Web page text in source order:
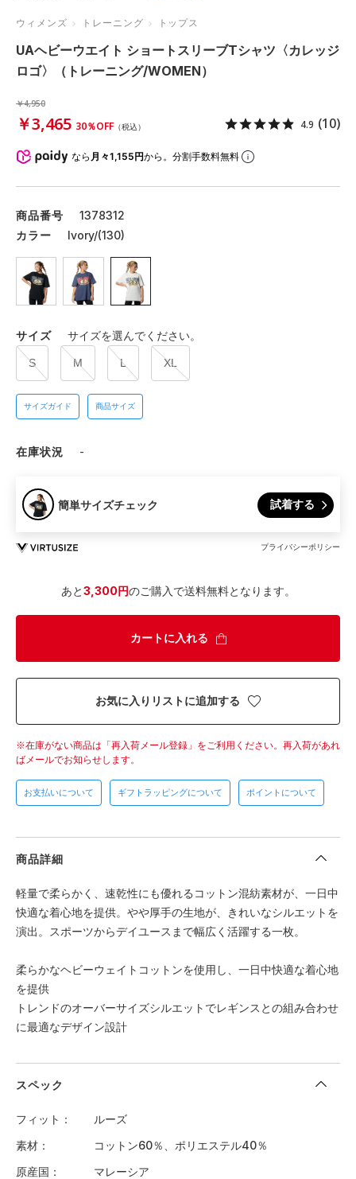
ウィメンズ トレーニング トップス
UAヘビーウエイト ショートスリーブTシャツ〈カレッジ
ロゴ〉（トレーニング/WOMEN）
￥4,950
￥3,465 30％OFF （税込） 4.9 (10)
なら 月々1,155円から。分割手数料無料
商品番号
1378312
カラー
Ivory/(130)
サイズ サイズを選んでください。
S M L XL
サイズガイド 商品サイズ
在庫状況 -
簡単サイズチェック 試着する
プライバシーポリシー
あと3,300円のご購入で送料無料となります。
カートに入れる
お気に入りリストに追加する
在庫がない商品は「再入荷メール登録」をご利用ください。 再入荷があれ
ばメールでお知らせします。
お支払いについて ギフトラッピングについて ポイントについて
商品詳細
軽量で柔らかく、速乾性にも優れるコットン混紡素材が、一日中
快適な着心地を提供。やや厚手の生地が、きれいなシルエットを
演出。スポーツからデイユースまで幅広く活躍する一枚。
柔らかなヘビーウェイトコットンを使用し、一日中快適な着心地
を提供
トレンドのオーバーサイズシルエットでレギンスとの組み合わせ
に最適なデザイン設計
スペック
フィット
ルーズ
素材
コットン60％、ポリエステル40％
原産国
マレーシア